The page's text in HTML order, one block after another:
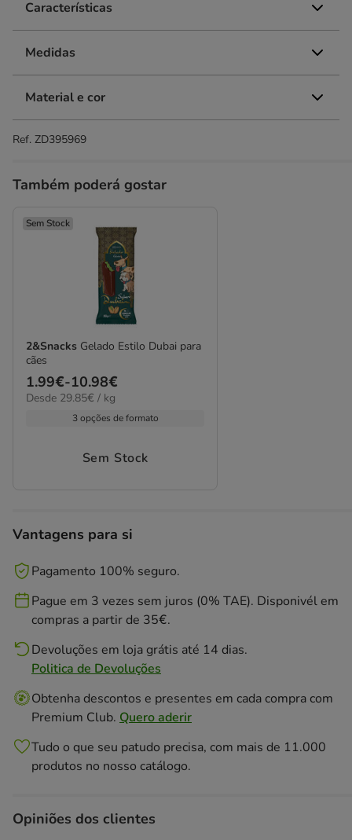
Características
Medidas
Material e cor
Ref. ZD395969
Também poderá gostar
Sem Stock
2&Snacks Gelado Estilo Dubai para
cães
Preço
de
1.99€-10.98€
29.85€
Desde 29.85€ / kg
3 opções de formato
Sem Stock
Vantagens para si
Pagamento 100% seguro.
Pague em 3 vezes sem juros (0% TAE). Disponivél em
compras a partir de 35€.
Devoluções em loja grátis até 14 dias.
Politica de Devoluções
Obtenha descontos e presentes em cada compra com
Premium Club. Quero aderir
Tudo o que seu patudo precisa, com mais de 11.000
produtos no nosso catálogo.
Opiniões dos clientes